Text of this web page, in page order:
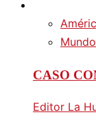
Mundo
CASO
Editor La